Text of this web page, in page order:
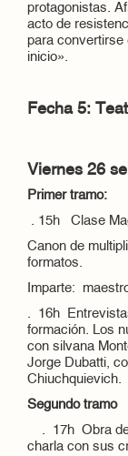
protagonistas.
acto de
para convertirse
inicio».
Fecha 5:
Viernes 26
Primer tramo:
. 15h Clase
Canon de
formatos.
Imparte:
. 16h
formación. Los
con silvana
Jorge Dubatti,
Chiuchquievich.
Segundo tramo
. 17h Obra
charla con sus